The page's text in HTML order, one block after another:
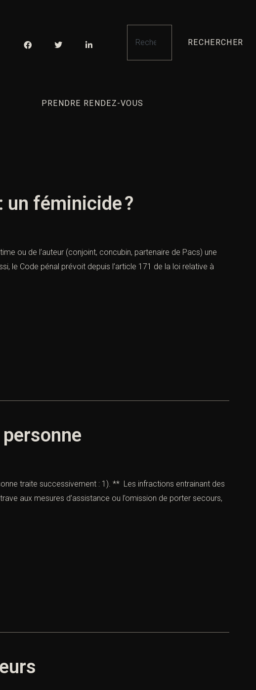
RECHERCHER
PRENDRE RENDEZ-VOUS
féminicide ?
ou de l’auteur (conjoint, concubin, partenaire de Pacs) une
le Code pénal prévoit depuis l’article 171 de la loi relative à
traite successivement : 1). ** Les infractions entrainant des
aux mesures d’assistance ou l’omission de porter secours,